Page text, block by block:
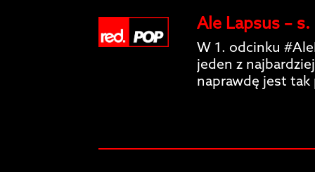
Ale Lapsus –
W 1. odcinku
jeden z
naprawdę jest tak